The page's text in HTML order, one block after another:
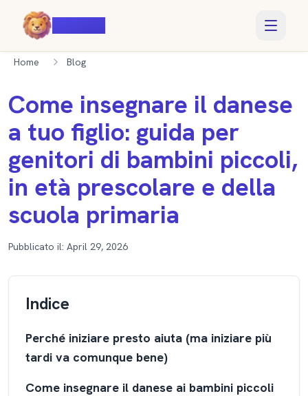
Home Blog
Come insegnare il danese
a tuo figlio: guida per
genitori di bambini piccoli,
in età prescolare e della
scuola primaria
Pubblicato il: April 29, 2026
Indice
Perché iniziare presto aiuta (ma iniziare più
tardi va comunque bene)
Come insegnare il danese ai bambini piccoli